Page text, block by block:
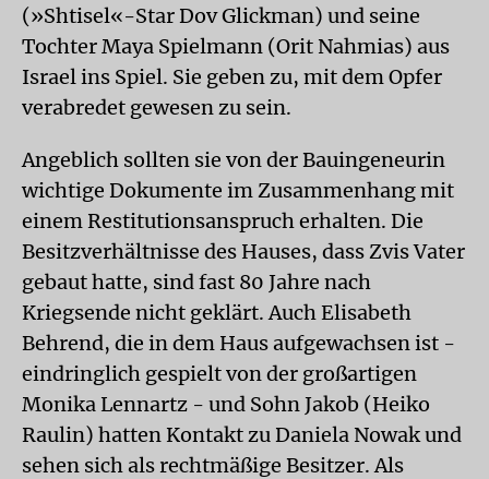
(»Shtisel«-Star Dov Glickman) und seine
Tochter Maya Spielmann (Orit Nahmias) aus
Israel ins Spiel. Sie geben zu, mit dem Opfer
verabredet gewesen zu sein.
Angeblich sollten sie von der Bauingeneurin
wichtige Dokumente im Zusammenhang mit
einem Restitutionsanspruch erhalten. Die
Besitzverhältnisse des Hauses, dass Zvis Vater
gebaut hatte, sind fast 80 Jahre nach
Kriegsende nicht geklärt. Auch Elisabeth
Behrend, die in dem Haus aufgewachsen ist -
eindringlich gespielt von der großartigen
Monika Lennartz - und Sohn Jakob (Heiko
Raulin) hatten Kontakt zu Daniela Nowak und
sehen sich als rechtmäßige Besitzer. Als